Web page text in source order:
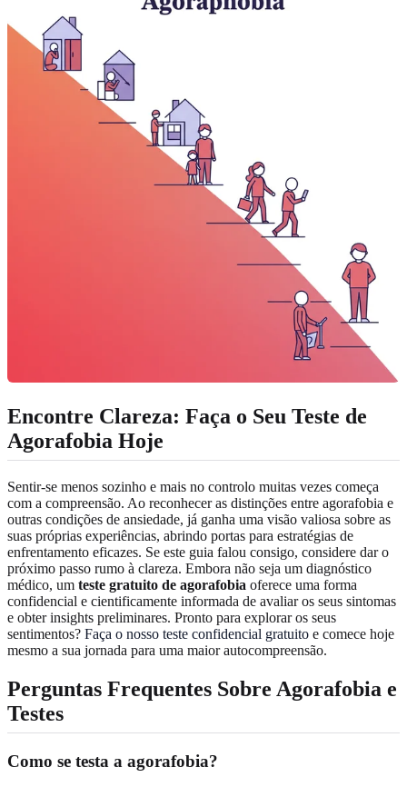
Encontre Clareza: Faça o Seu Teste de
Agorafobia Hoje
Sentir-se menos sozinho e mais no controlo muitas vezes começa
com a compreensão. Ao reconhecer as distinções entre agorafobia e
outras condições de ansiedade, já ganha uma visão valiosa sobre as
suas próprias experiências, abrindo portas para estratégias de
enfrentamento eficazes. Se este guia falou consigo, considere dar o
próximo passo rumo à clareza. Embora não seja um diagnóstico
médico, um teste gratuito de agorafobia oferece uma forma
confidencial e cientificamente informada de avaliar os seus sintomas
e obter insights preliminares. Pronto para explorar os seus
sentimentos? Faça o nosso teste confidencial gratuito e comece hoje
mesmo a sua jornada para uma maior autocompreensão.
Perguntas Frequentes Sobre Agorafobia e
Testes
Como se testa a agorafobia?